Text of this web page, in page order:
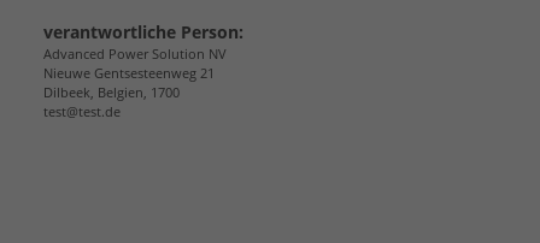
verantwortliche Person:
Advanced Power Solution NV
Nieuwe Gentsesteenweg 21
Dilbeek, Belgien, 1700
test@test.de